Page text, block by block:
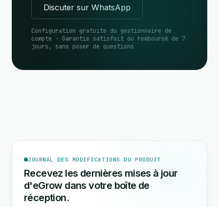
Discuter sur WhatsApp
Configuration gratuite du gestionnaire de
compte · Garantie satisfait ou remboursé de 7
jours, sans poser de questions
JOURNAL DES MODIFICATIONS DU PRODUIT
Recevez les dernières mises à jour
d'eGrow dans votre boîte de
réception.